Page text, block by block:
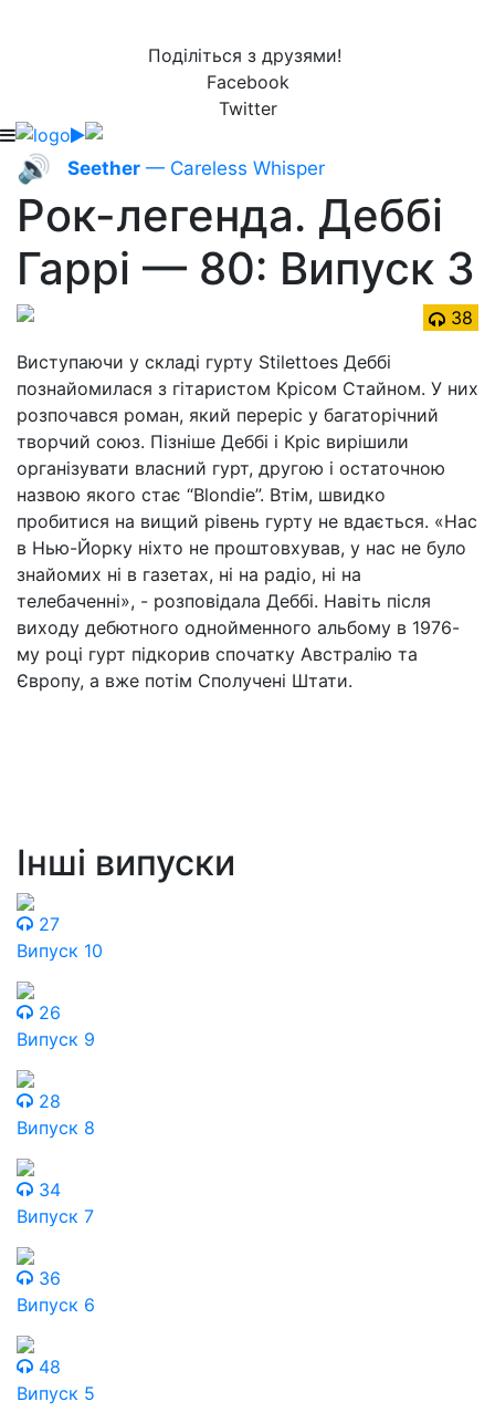
Поділіться з друзями!
Facebook
Twitter
🔊 Seether — Careless Whisper
Рок-легенда. Деббі
Гаррі — 80: Випуск 3
38
Виступаючи у складі гурту Stilettoes Деббі
познайомилася з гітаристом Крісом Стайном. У них
розпочався роман, який переріс у багаторічний
творчий союз. Пізніше Деббі і Кріс вирішили
організувати власний гурт, другою і остаточною
назвою якого стає “Blondie”. Втім, швидко
пробитися на вищий рівень гурту не вдається. «Нас
в Нью-Йорку ніхто не проштовхував, у нас не було
знайомих ні в газетах, ні на радіо, ні на
телебаченні», - розповідала Деббі. Навіть після
виходу дебютного однойменного альбому в 1976-
му році гурт підкорив спочатку Австралію та
Європу, а вже потім Сполучені Штати.
Інші випуски
27
Випуск 10
26
Випуск 9
28
Випуск 8
34
Випуск 7
36
Випуск 6
48
Випуск 5